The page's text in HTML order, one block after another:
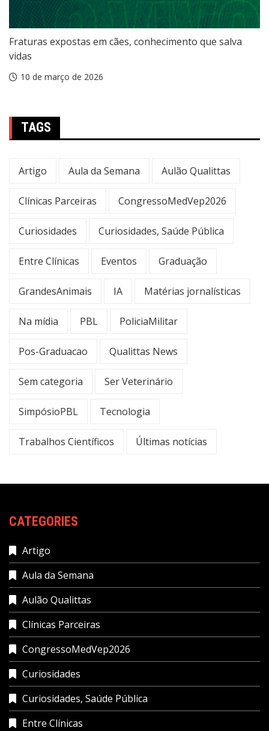
Fraturas expostas em cães, conhecimento que salva
vidas
10 de março de 2026
TAGS
Artigo Aula da Semana Aulão Qualittas
Clínicas Parceiras CongressoMedVep2026
Curiosidades Curiosidades, Saúde Pública
Entre Clínicas Eventos Graduação
GrandesAnimais IA Matérias jornalísticas
Na mídia PBL PoliciaMilitar
Pos-Graduacao Qualittas News
Sem categoria Ser Veterinário
SimpósioPBL Tecnologia
Trabalhos Científicos Últimas notícias
CATEGORIES
Artigo
Aula da Semana
Aulão Qualittas
Clínicas Parceiras
CongressoMedVep2026
Curiosidades
Curiosidades, Saúde Pública
Entre Clínicas